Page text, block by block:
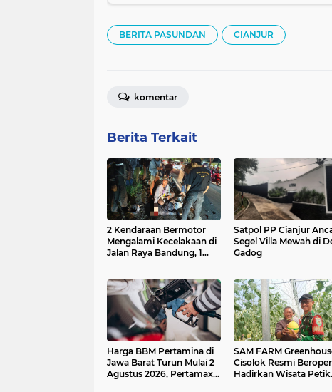
BERITA PASUNDAN CIANJUR
komentar
Berita Terkait
2 Kendaraan Bermotor
Mengalami Kecelakaan di
Jalan Raya Bandung, 1
Satpol PP Cianjur
Segel Villa Mewah di
Gadog
Harga BBM Pertamina di
Jawa Barat Turun Mulai 2
Agustus 2026, Pertamax
SAM FARM
Cisolok Resmi
Hadirkan Wisata Petik